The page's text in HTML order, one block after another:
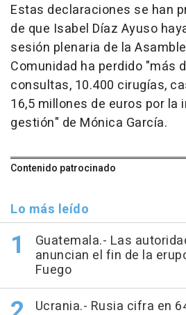
Estas declaraciones se han
de que Isabel Díaz Ayuso
sesión plenaria de la
Comunidad ha perdido "más
consultas, 10.400 cirugías,
16,5 millones de euros por la
gestión" de Mónica García.
Contenido patrocinado
Lo más leído
Guatemala.- Las
anuncian el fin de la
Fuego
Ucrania.- Rusia cifra en